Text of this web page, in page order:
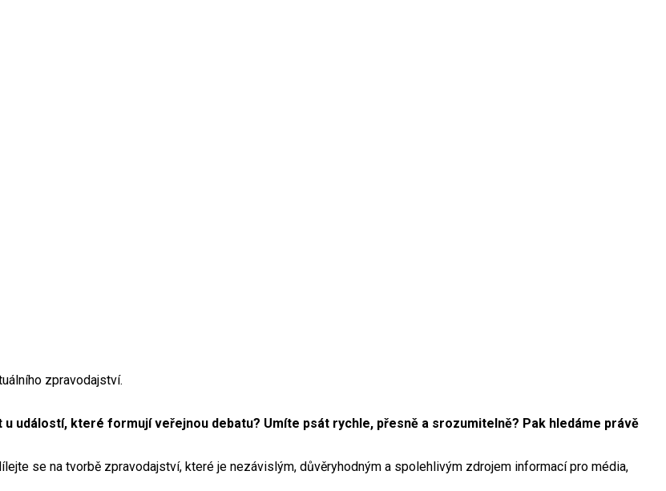
zpravodajství.
u událostí, které formují veřejnou debatu? Umíte psát rychle, přesně a srozumitelně? Pak hledáme právě
se na tvorbě zpravodajství, které je nezávislým, důvěryhodným a spolehlivým zdrojem informací pro média,